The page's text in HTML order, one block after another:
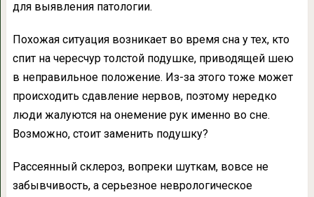
для выявления патологии.
Похожая ситуация возникает во время сна у тех, кто
спит на чересчур толстой подушке, приводящей шею
в неправильное положение. Из-за этого тоже может
происходить сдавление нервов, поэтому нередко
люди жалуются на онемение рук именно во сне.
Возможно, стоит заменить подушку?
Рассеянный склероз, вопреки шуткам, вовсе не
забывчивость, а серьезное неврологическое